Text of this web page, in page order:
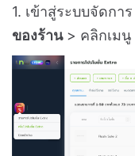
1. เข้าสู่ระบบจัดการ
ของร้าน> คลิกเมนู